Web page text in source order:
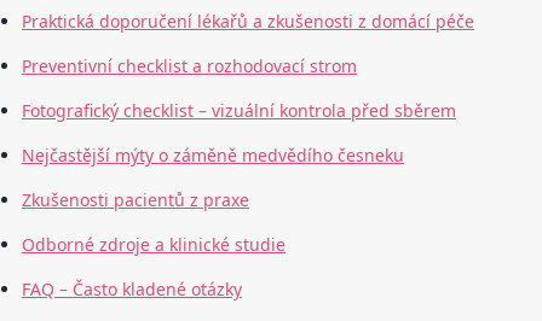
Praktická doporučení lékařů a zkušenosti z domácí péče
Preventivní checklist a rozhodovací strom
Fotografický checklist – vizuální kontrola před sběrem
Nejčastější mýty o záměně medvědího česneku
Zkušenosti pacientů z praxe
Odborné zdroje a klinické studie
FAQ – Často kladené otázky